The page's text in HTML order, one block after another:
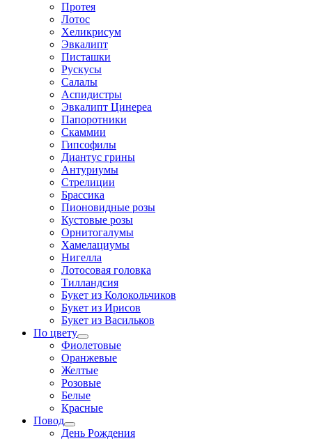
Протея
Лотос
Хеликрисум
Эвкалипт
Писташки
Рускусы
Салалы
Аспидистры
Эвкалипт Цинереа
Папоротники
Скаммии
Гипсофилы
Диантус грины
Антуриумы
Стрелиции
Брассика
Пионовидные розы
Кустовые розы
Орнитогалумы
Хамелациумы
Нигелла
Лотосовая головка
Тилландсия
Букет из Колокольчиков
Букет из Ирисов
Букет из Васильков
По цвету
Фиолетовые
Оранжевые
Желтые
Розовые
Белые
Красные
Повод
День Рождения